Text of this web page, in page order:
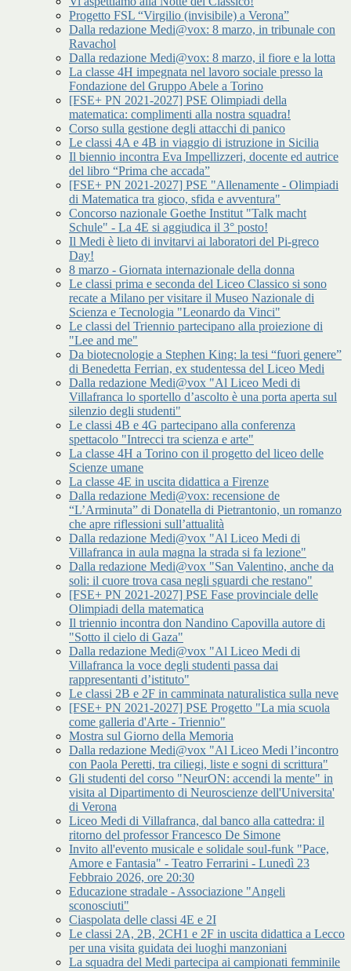
Progetto FSL “Virgilio (invisibile) a Verona”
Dalla redazione Medi@vox: 8 marzo, in tribunale con
Ravachol
Dalla redazione Medi@vox: 8 marzo, il fiore e la lotta
La classe 4H impegnata nel lavoro sociale presso la
Fondazione del Gruppo Abele a Torino
[FSE+ PN 2021-2027] PSE Olimpiadi della
matematica: complimenti alla nostra squadra!
Corso sulla gestione degli attacchi di panico
Le classi 4A e 4B in viaggio di istruzione in Sicilia
Il biennio incontra Eva Impellizzeri, docente ed autrice
del libro “Prima che accada”
[FSE+ PN 2021-2027] PSE "Allenamente - Olimpiadi
di Matematica tra gioco, sfida e avventura"
Concorso nazionale Goethe Institut "Talk macht
Schule" - La 4E si aggiudica il 3° posto!
Il Medi è lieto di invitarvi ai laboratori del Pi-greco
Day!
8 marzo - Giornata internazionale della donna
Le classi prima e seconda del Liceo Classico si sono
recate a Milano per visitare il Museo Nazionale di
Scienza e Tecnologia "Leonardo da Vinci"
Le classi del Triennio partecipano alla proiezione di
"Lee and me"
Da biotecnologie a Stephen King: la tesi “fuori genere”
di Benedetta Ferrian, ex studentessa del Liceo Medi
Dalla redazione Medi@vox "Al Liceo Medi di
Villafranca lo sportello d’ascolto è una porta aperta sul
silenzio degli studenti"
Le classi 4B e 4G partecipano alla conferenza
spettacolo "Intrecci tra scienza e arte"
La classe 4H a Torino con il progetto del liceo delle
Scienze umane
La classe 4E in uscita didattica a Firenze
Dalla redazione Medi@vox: recensione de
“L’Arminuta” di Donatella di Pietrantonio, un romanzo
che apre riflessioni sull’attualità
Dalla redazione Medi@vox "Al Liceo Medi di
Villafranca in aula magna la strada si fa lezione"
Dalla redazione Medi@vox "San Valentino, anche da
soli: il cuore trova casa negli sguardi che restano"
[FSE+ PN 2021-2027] PSE Fase provinciale delle
Olimpiadi della matematica
Il triennio incontra don Nandino Capovilla autore di
"Sotto il cielo di Gaza"
Dalla redazione Medi@vox "Al Liceo Medi di
Villafranca la voce degli studenti passa dai
rappresentanti d’istituto"
Le classi 2B e 2F in camminata naturalistica sulla neve
[FSE+ PN 2021-2027] PSE Progetto "La mia scuola
come galleria d'Arte - Triennio"
Mostra sul Giorno della Memoria
Dalla redazione Medi@vox "Al Liceo Medi l’incontro
con Paola Peretti, tra ciliegi, liste e sogni di scrittura"
Gli studenti del corso "NeurON: accendi la mente" in
visita al Dipartimento di Neuroscienze dell'Universita'
di Verona
Liceo Medi di Villafranca, dal banco alla cattedra: il
ritorno del professor Francesco De Simone
Invito all'evento musicale e solidale soul-funk "Pace,
Amore e Fantasia" - Teatro Ferrarini - Lunedì 23
Febbraio 2026, ore 20:30
Educazione stradale - Associazione "Angeli
sconosciuti"
Ciaspolata delle classi 4E e 2I
Le classi 2A, 2B, 2CH1 e 2F in uscita didattica a Lecco
per una visita guidata dei luoghi manzoniani
La squadra del Medi partecipa ai campionati femminile